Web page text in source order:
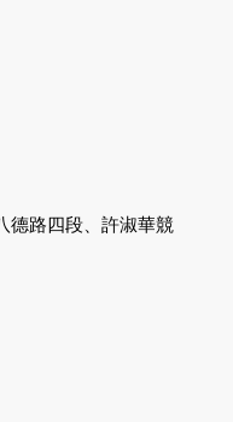
德路四段、許淑華競